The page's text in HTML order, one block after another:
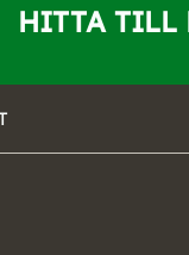
HITTA TILL